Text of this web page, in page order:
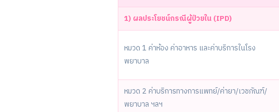
1) ผลประโยชน์กรณีผู้ป่วยใน (IPD)
หมวด 1 ค่าห้อง ค่าอาหาร และค่าบริการในโรง
พยาบาล
หมวด 2 ค่าบริการทางการแพทย์/ค่ายา/เวชภัณฑ์/
พยาบาล ฯลฯ